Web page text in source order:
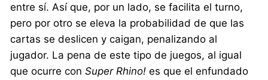
entre sí. Así que, por un lado, se facilita el turno,
pero por otro se eleva la probabilidad de que las
cartas se deslicen y caigan, penalizando al
jugador. La pena de este tipo de juegos, al igual
que ocurre conSuper Rhino! es que el enfundado